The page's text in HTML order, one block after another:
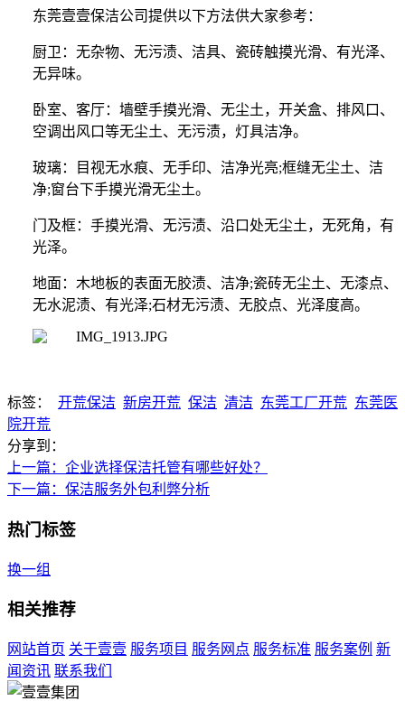
东莞壹壹保洁公司提供以下方法供大家参考：
厨卫：无杂物、无污渍、洁具、瓷砖触摸光滑、有光泽、
无异味。
卧室、客厅：墙壁手摸光滑、无尘土，开关盒、排风口、
空调出风口等无尘土、无污渍，灯具洁净。
玻璃：目视无水痕、无手印、洁净光亮;框缝无尘土、洁
净;窗台下手摸光滑无尘土。
门及框：手摸光滑、无污渍、沿口处无尘土，无死角，有
光泽。
地面：木地板的表面无胶渍、洁净;瓷砖无尘土、无漆点、
无水泥渍、有光泽;石材无污渍、无胶点、光泽度高。
标签： 开荒保洁 新房开荒 保洁 清洁 东莞工厂开荒 东莞医
院开荒
分享到：
上一篇 ：企业选择保洁托管有哪些好处？
下一篇 ：保洁服务外包利弊分析
热门标签
换一组
相关推荐
网站首页 关于壹壹 服务项目 服务网点 服务标准 服务案例 新
闻资讯 联系我们